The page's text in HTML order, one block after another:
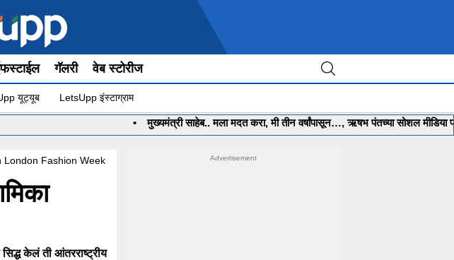
गॅलरी वेब स्टोरीज
यूट्यूब LetsUpp इंस्टाग्राम
मुख्यमंत्री साहेब.. मला मदत करा, मी तीन वर्षांपासून…, ऋषभ पंतच्या सोशल मीडिया पोस्टने
London Fashion Week
केलं ती आंतरराष्ट्रीय